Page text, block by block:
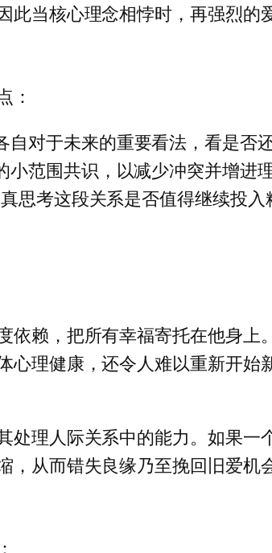
当核心理念相悖时，再强烈的
：
自对于未来的重要看法，看是否
小范围共识，以减少冲突并增进理
思考这段关系是否值得继续投入
依赖，把所有幸福寄托在他身
心理健康，还令人难以重新开
处理人际关系中的能力。如果
从而错失良缘乃至挽回旧爱机